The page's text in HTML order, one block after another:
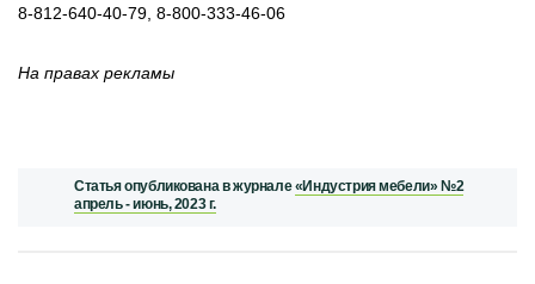
8-812-640-40-79, 8-800-333-46-06
На правах рекламы
Статья опубликована в журнале«Индустрия мебели» №2
апрель - июнь, 2023 г.